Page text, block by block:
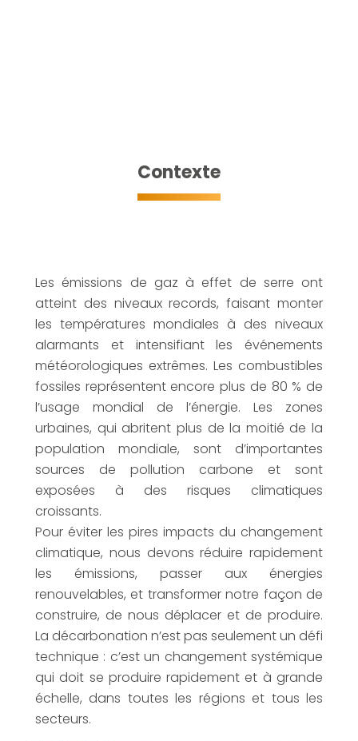
Contexte
Les émissions de gaz à effet de serre ont
atteint des niveaux records, faisant monter
les températures mondiales à des niveaux
alarmants et intensifiant les événements
météorologiques extrêmes. Les combustibles
fossiles représentent encore plus de 80 % de
l’usage mondial de l’énergie. Les zones
urbaines, qui abritent plus de la moitié de la
population mondiale, sont d’importantes
sources de pollution carbone et sont
exposées à des risques climatiques
croissants.
Pour éviter les pires impacts du changement
climatique, nous devons réduire rapidement
les émissions, passer aux énergies
renouvelables, et transformer notre façon de
construire, de nous déplacer et de produire.
La décarbonation n’est pas seulement un défi
technique : c’est un changement systémique
qui doit se produire rapidement et à grande
échelle, dans toutes les régions et tous les
secteurs.